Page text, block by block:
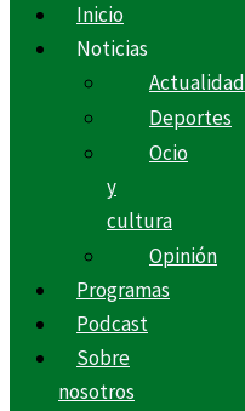
Inicio
Noticias
Actualidad
Deportes
Ocio
y
cultura
Opinión
Programas
Podcast
Sobre
nosotros